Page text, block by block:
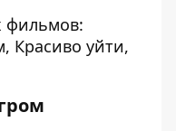
фильмов:
Красиво уйти,